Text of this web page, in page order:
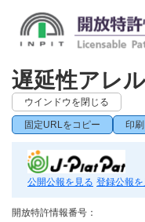
遅延性アレ
ウインドウを閉じる
固定URLをコピー 印刷
公開公報を見る 登録公報を
開放特許情報番号：